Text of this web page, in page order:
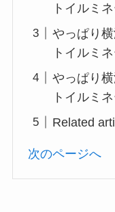
トイルミ
やっぱり
トイルミ
やっぱり
トイルミ
Related
次のページへ